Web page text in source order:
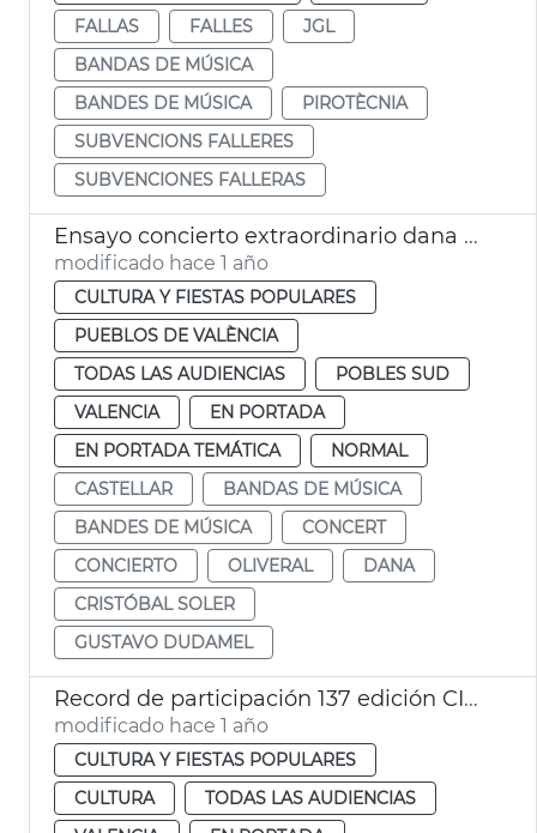
FALLAS
FALLES
JGL
BANDAS DE MÚSICA
BANDES DE MÚSICA
PIROTÈCNIA
SUBVENCIONS FALLERES
SUBVENCIONES FALLERAS
Ensayo concierto extraordinario dana València Castellar-l'Oliveral
modificado hace 1 año
CULTURA Y FIESTAS POPULARES
PUEBLOS DE VALÈNCIA
TODAS LAS AUDIENCIAS
POBLES SUD
VALENCIA
EN PORTADA
EN PORTADA TEMÁTICA
NORMAL
CASTELLAR
BANDAS DE MÚSICA
BANDES DE MÚSICA
CONCERT
CONCIERTO
OLIVERAL
DANA
CRISTÓBAL SOLER
GUSTAVO DUDAMEL
Record de participación 137 edición CIBM Ciudad de València
modificado hace 1 año
CULTURA Y FIESTAS POPULARES
CULTURA
TODAS LAS AUDIENCIAS